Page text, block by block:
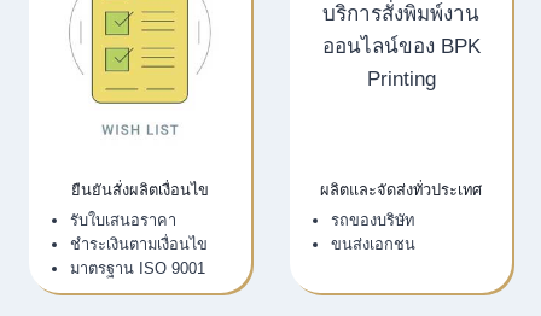
ยืนยันสั่งผลิตเงื่อนไข
รับใบเสนอราคา
ชำระเงินตามเงื่อนไข
มาตรฐาน ISO 9001
ผลิตและจัดส่งทั่วประเทศ
รถของบริษัท
ขนส่งเอกชน